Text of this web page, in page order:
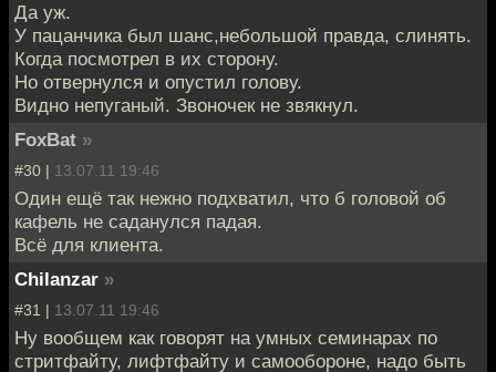
Да уж.
У пацанчика был шанс,небольшой правда, слинять.
Когда посмотрел в их сторону.
Но отвернулся и опустил голову.
Видно непуганый. Звоночек не звякнул.
FoxBat »
#30 | 13.07.11 19:46
Один ещё так нежно подхватил, что б головой об
кафель не саданулся падая.
Всё для клиента.
Chilanzar »
#31 | 13.07.11 19:46
Ну вообщем как говорят на умных семинарах по
стритфайту, лифтфайту и самообороне, надо быть